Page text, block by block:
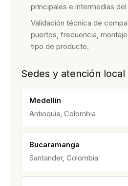
principales e intermedias del
Validación técnica de
puertos, frecuencia,
tipo de producto.
Sedes y atención local
Medellín
Antioquia, Colombia
Bucaramanga
Santander, Colombia